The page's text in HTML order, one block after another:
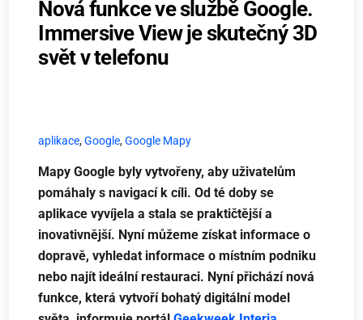
Nová funkce ve službě Google.
Immersive View je skutečný 3D
svět v telefonu
aplikace,Google,Google Mapy
Mapy Google byly vytvořeny, aby uživatelům
pomáhaly s navigací k cíli. Od té doby se
aplikace vyvíjela a stala se praktičtější a
inovativnější. Nyní můžeme získat informace o
dopravě, vyhledat informace o místním podniku
nebo najít ideální restauraci. Nyní přichází nová
funkce, která vytvoří bohatý digitální model